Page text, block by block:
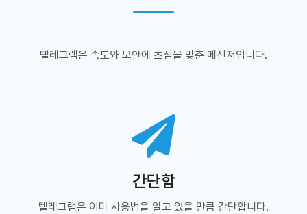
텔레그램은 속도와 보안에 초점을 맞춘 메신저입니다.
간단함
텔레그램은 이미 사용법을 알고 있을 만큼 간단합니다.